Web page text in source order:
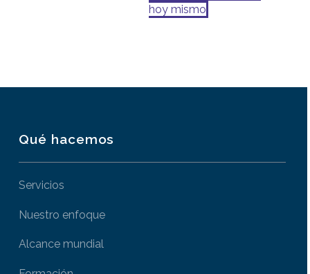
hoy mismo
Qué hacemos
Servicios
Nuestro enfoque
Alcance mundial